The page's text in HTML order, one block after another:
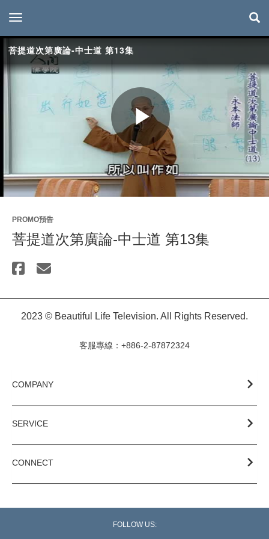
toggle navigation
菩提道次第廣論-中士道 第13集
Play
Video
PROMO預告
菩提道次第廣論-中士道 第13集
2023 © Beautiful Life Television. All Rights Reserved.
客服專線：+886-2-87872324
COMPANY
SERVICE
CONNECT
FOLLOW US: